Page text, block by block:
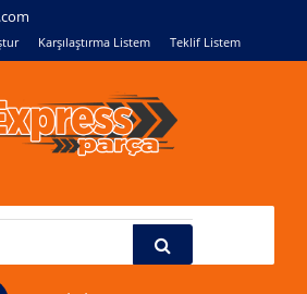
Karşılaştırma Listem Teklif Listem